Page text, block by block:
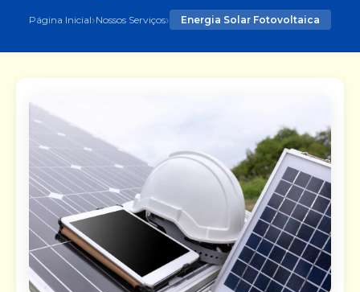
Página Inicial›Nossos Serviços› Energia Solar Fotovoltaica